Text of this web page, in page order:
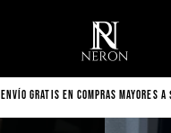
ENVÍO GRATIS EN COMPRAS MAYORES